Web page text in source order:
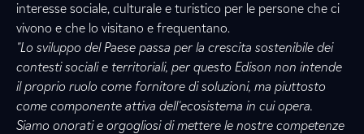
interesse sociale, culturale e turistico per le persone che ci
vivono e che lo visitano e frequentano.
"Lo sviluppo del Paese passa per la crescita sostenibile dei
contesti sociali e territoriali, per questo Edison non intende
il proprio ruolo come fornitore di soluzioni, ma piuttosto
come componente attiva dell'ecosistema in cui opera.
Siamo onorati e orgogliosi di mettere le nostre competenze